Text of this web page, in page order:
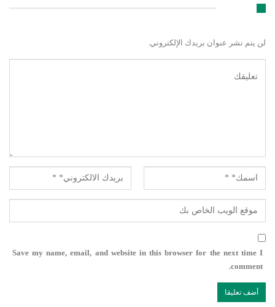
لن يتم نشر عنوان بريدك الإلكتروني.
Save my name, email, and website in this browser for the next time I
comment.